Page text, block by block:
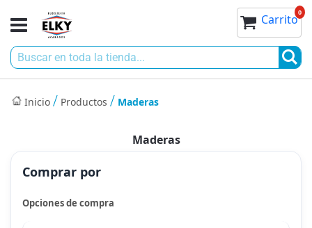
al
contenido
Toggle
Nav
Mi cesta
Carrito0 0
Inicio Productos Maderas
Maderas
Comprar por
Opciones de compra